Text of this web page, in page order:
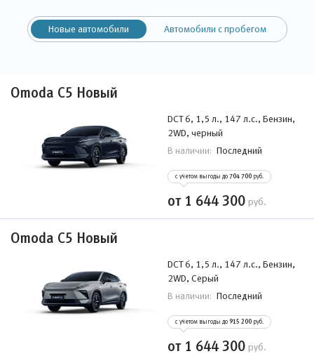
Новые автомобили Автомобили с пробегом
Omoda C5 Новый
DCT 6, 1,5 л., 147 л.с., Бензин,
2WD, черный
В наличии: Последний
с учетом выгоды до 704 700 руб.
от 1 644 300 руб.
Omoda C5 Новый
DCT 6, 1,5 л., 147 л.с., Бензин,
2WD, Серый
В наличии: Последний
с учетом выгоды до 915 200 руб.
от 1 644 300 руб.